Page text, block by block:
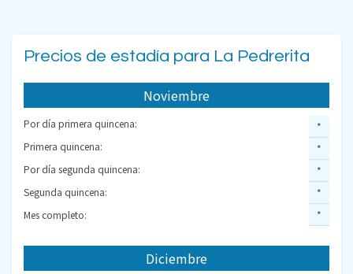
Precios de estadía para La Pedrerita
Noviembre
Por día primera quincena:
Primera quincena:
Por día segunda quincena:
Segunda quincena:
Mes completo:
*
*
*
*
*
Diciembre